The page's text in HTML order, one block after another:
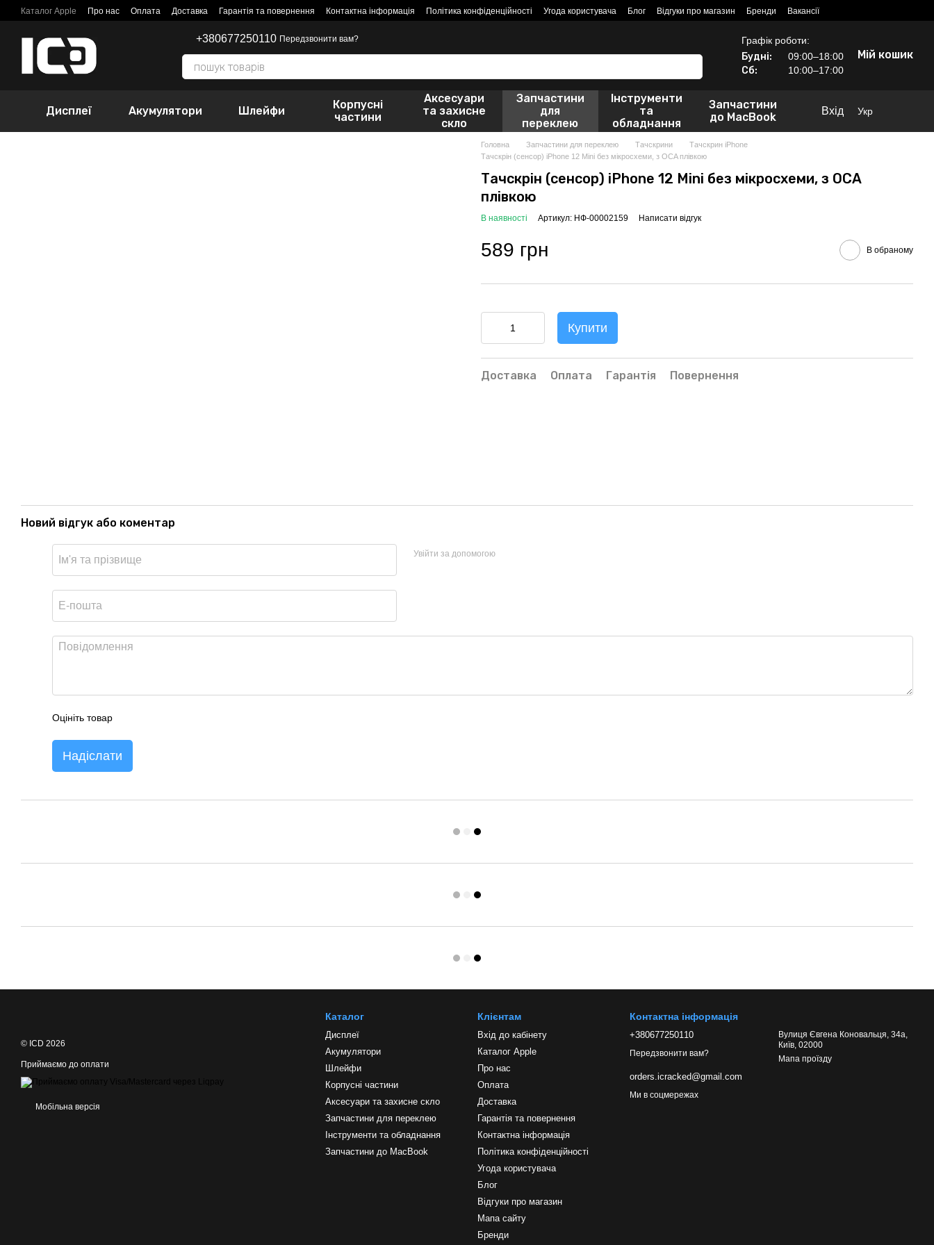
Перейти до основного контенту
Каталог Apple Про нас Оплата Доставка Гарантія та повернення Контактна інформація Політика конфіденційності Угода користувача Блог Відгуки про магазин Бренди Вакансії
+380677250110 Передзвонити вам? Графік роботи:
Будні: 09:00–18:00
Сб: 10:00–17:00
Мій кошик
Дисплеї Акумулятори Шлейфи
Корпусні
частини
Аксесуари
та захисне
скло
Запчастини
для
переклею
Інструменти
та
обладнання
Запчастини
до MacBook
Вхід Укр
Головна Запчастини для переклею Тачскрини
Тачскрин iPhone
Тачскрін (сенсор) iPhone 12 Mini без мікросхеми, з OCA плівкою
Тачскрін (сенсор) iPhone 12 Mini без мікросхеми, з OCA
плівкою
В наявності Артикул: НФ-00002159 Написати відгук
589 грн В обраному
Купити
Доставка Оплата Гарантія Повернення
Новий відгук або коментар
Увійти за допомогою
Оцініть товар
Надіслати
© ICD 2026
Приймаємо до оплати
Мобільна версія
Каталог
Дисплеї
Акумулятори
Шлейфи
Корпусні частини
Аксесуари та захисне скло
Запчастини для переклею
Інструменти та обладнання
Запчастини до MacBook
Клієнтам
Вхід до кабінету
Каталог Apple
Про нас
Оплата
Доставка
Гарантія та повернення
Контактна інформація
Політика конфіденційності
Угода користувача
Блог
Відгуки про магазин
Мапа сайту
Бренди
Контактна інформація
+380677250110
Передзвонити вам?
orders.icracked@gmail.com
Вулиця Євгена Коновальця, 34а,
Київ, 02000
Мапа проїзду
Ми в соцмережах